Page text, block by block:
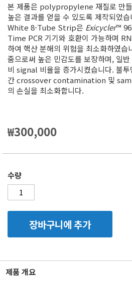
본 제품은 polypropylene 재질로 만들
높은 결과를 얻을 수 있도록 제작되었
White 8-Tube Strip은 Exicycler™
Time PCR 기기와 호환이 가능하며
하여 핵산 분해의 위험을 최소화하였습
줌으로써 높은 민감도를 보장하며, 일
비 signal 비율을 증가시켰습니다. 불
간 crossover contamination 및
의 손실을 최소화합니다.
₩300,000
수량
장바구니에 추가
제품 개요